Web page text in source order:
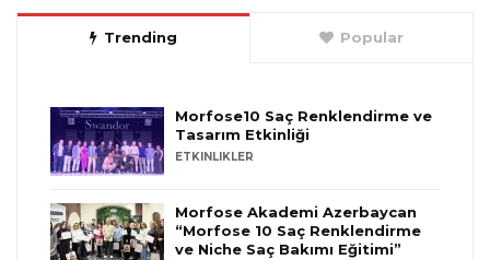
Trending Popular
Morfose10 Saç Renklendirme ve
Tasarım Etkinliği
ETKINLIKLER
Morfose Akademi Azerbaycan
“Morfose 10 Saç Renklendirme
ve Niche Saç Bakımı Eğitimi”